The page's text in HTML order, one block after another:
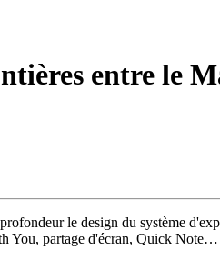
entre le
le design du système
You, partage d'écran, Quick Note…